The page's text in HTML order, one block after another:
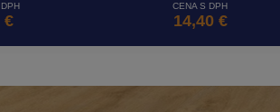
€
CENA S DPH
14,40 €